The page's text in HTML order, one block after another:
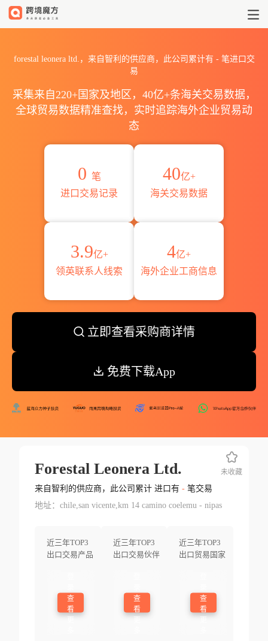
forestal leonera ltd.，来自智利的供应商，此公司累计有 -笔进口交
易
采集来自220+国家及地区，40亿+条海关交易数据，
全球贸易数据精准查找，实时追踪海外企业贸易动
态
0 笔
进口交易记录
40亿+
海关交易数据
3.9亿+
领英联系人线索
4亿+
海外企业工商信息
立即查看采购商详情
免费下载App
Forestal Leonera Ltd.
来自智利的供应商，此公司累计 进口有 -笔交易
地址：chile,san vicente,km 14 camino coelemu - nipas
近三年TOP3
出口交易产品
查
看
近三年TOP3
出口交易伙伴
查
看
近三年TOP3
出口贸易国家
查
看
未收藏